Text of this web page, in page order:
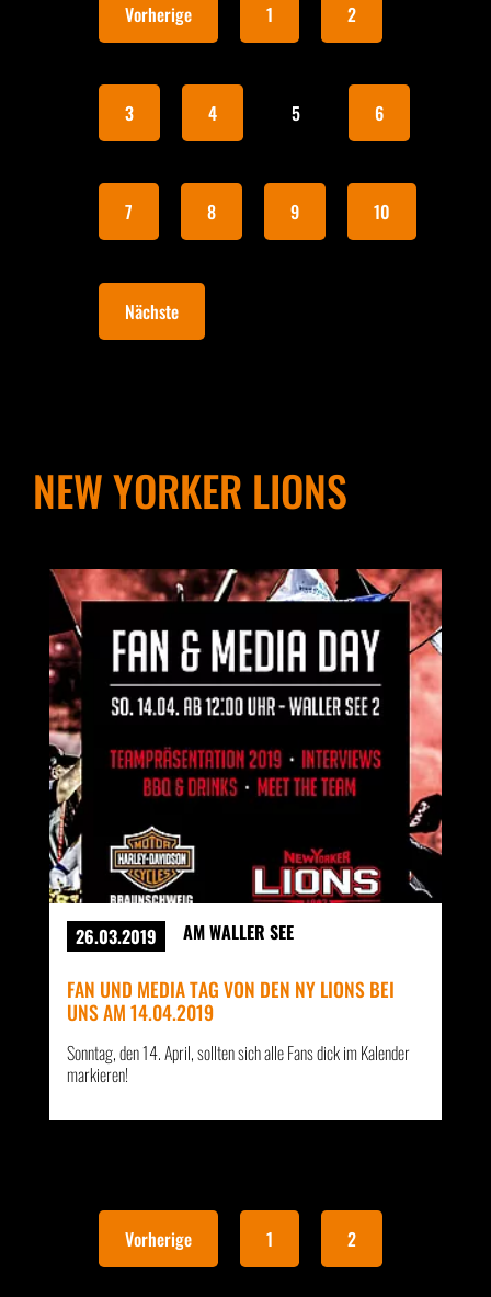
Vorherige 1 2
3 4 5 6
7 8 9 10
Nächste
NEW YORKER LIONS
26.03.2019 AM WALLER SEE
FAN UND MEDIA TAG VON DEN NY LIONS BEI
UNS AM 14.04.2019
Sonntag, den 14. April, sollten sich alle Fans dick im Kalender
markieren!
Vorherige 1 2